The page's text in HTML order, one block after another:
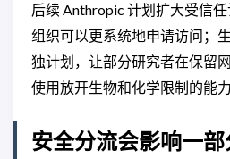
后续 Anthropic 计划扩大受信
组织可以更系统地申请访问；
独计划，让部分研究者在保留
使用放开生物和化学限制的能力
安全分流会影响一